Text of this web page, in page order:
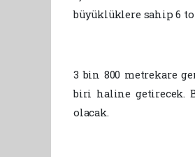
büyüklüklere sahip 6
3 bin 800 metrekare
biri haline getirecek.
olacak.